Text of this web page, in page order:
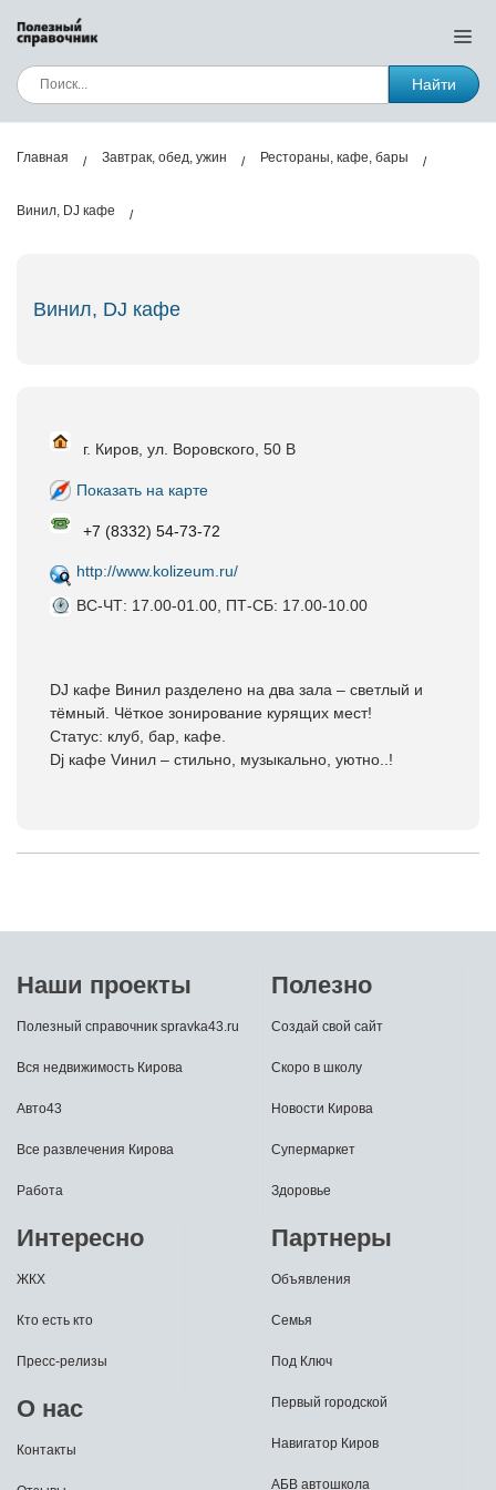
Найти
Главная Завтрак, обед, ужин Рестораны, кафе, бары
Винил, DJ кафе
Винил, DJ кафе
г. Киров, ул. Воровского, 50 В
Показать на карте
+7 (8332) 54-73-72
http://www.kolizeum.ru/
ВС-ЧТ: 17.00-01.00, ПТ-СБ: 17.00-10.00
DJ кафе Винил разделено на два зала – светлый и
тёмный. Чёткое зонирование курящих мест!
Статус: клуб, бар, кафе.
Dj кафе Vинил – стильно, музыкально, уютно..!
Наши проекты
Полезный справочник spravka43.ru
Вся недвижимость Кирова
Авто43
Все развлечения Кирова
Работа
Полезно
Создай свой сайт
Скоро в школу
Новости Кирова
Супермаркет
Здоровье
Интересно
ЖКХ
Кто есть кто
Пресс-релизы
О нас
Контакты
Партнеры
Объявления
Семья
Под Ключ
Первый городской
Навигатор Киров
АБВ автошкола